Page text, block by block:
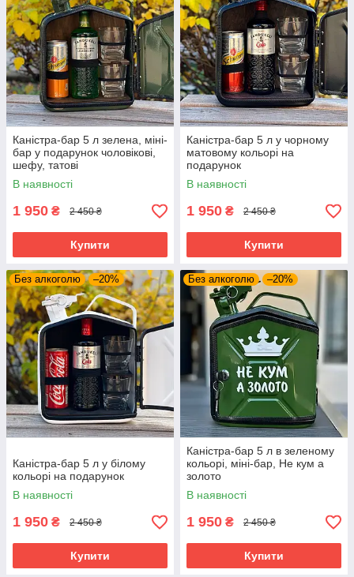
Каністра-бар 5 л зелена, міні-
бар у подарунок чоловікові,
шефу, татові
В наявності
1 950 ₴ 2 450 ₴
Купити
Каністра-бар 5 л у чорному
матовому кольорі на
подарунок
В наявності
1 950 ₴ 2 450 ₴
Купити
Без алкоголю –20%
Каністра-бар 5 л у білому
кольорі на подарунок
В наявності
1 950 ₴ 2 450 ₴
Купити
Без алкоголю –20%
Каністра-бар 5 л в зеленому
кольорі, міні-бар, Не кум а
золото
В наявності
1 950 ₴ 2 450 ₴
Купити